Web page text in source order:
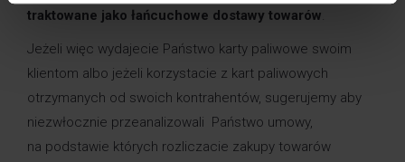
traktowane jako łańcuchowe dostawy towarów
Jeżeli więc wydajecie Państwo karty paliwowe swoim
klientom albo jeżeli korzystacie z kart paliwowych
otrzymanych od swoich kontrahentów, sugerujemy aby
niezwłocznie przeanalizowali Państwo umowy,
na podstawie których rozliczacie zakupy towarów